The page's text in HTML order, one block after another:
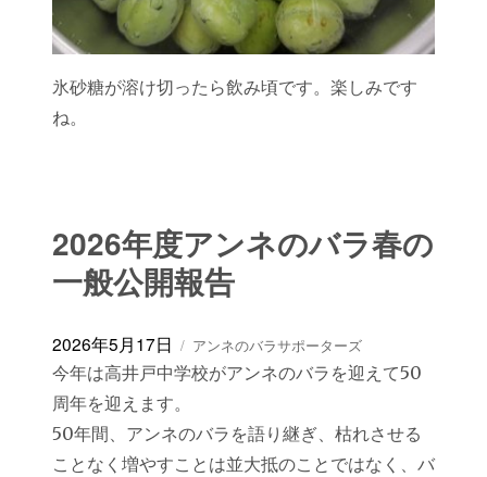
氷砂糖が溶け切ったら飲み頃です。楽しみです
ね。
2026年度アンネのバラ春の
一般公開報告
投
稿
日:
2026年5月17日
カ
テ
ゴ
ー
アンネのバラサポーターズ
今年は高井戸中学校がアンネのバラを迎えて50
周年を迎えます。
50年間、アンネのバラを語り継ぎ、枯れさせる
ことなく増やすことは並大抵のことではなく、バ